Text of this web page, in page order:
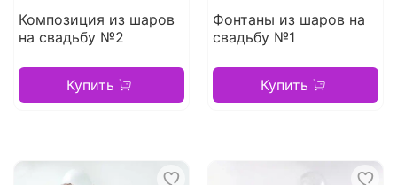
Композиция из шаров
на свадьбу №2
Купить
Фонтаны из шаров на
свадьбу №1
Купить